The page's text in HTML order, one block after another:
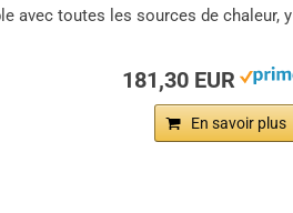
avec toutes les sources de chaleur, y
181,30 EUR
En savoir plus